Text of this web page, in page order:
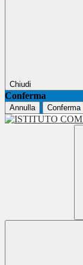
Chiudi
Conferma
Annulla Conferma